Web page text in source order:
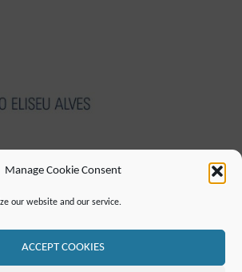
Manage Cookie Consent
our website and our service.
ACCEPT COOKIES
KONTAKT MAILINGLISTE RSS FEED
- Amazon Tall Tower Observatory